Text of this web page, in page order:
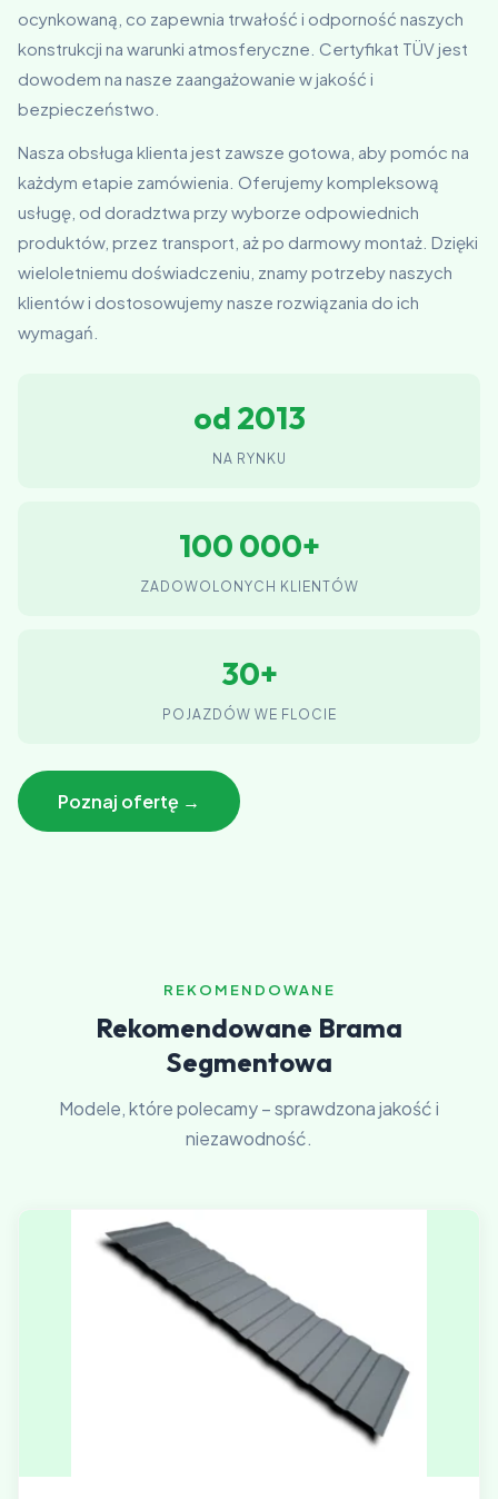
ocynkowaną, co zapewnia trwałość i odporność naszych
konstrukcji na warunki atmosferyczne. Certyfikat TÜV jest
dowodem na nasze zaangażowanie w jakość i
bezpieczeństwo.
Nasza obsługa klienta jest zawsze gotowa, aby pomóc na
każdym etapie zamówienia. Oferujemy kompleksową
usługę, od doradztwa przy wyborze odpowiednich
produktów, przez transport, aż po darmowy montaż. Dzięki
wieloletniemu doświadczeniu, znamy potrzeby naszych
klientów i dostosowujemy nasze rozwiązania do ich
wymagań.
od 2013
NA RYNKU
100 000+
ZADOWOLONYCH KLIENTÓW
30+
POJAZDÓW WE FLOCIE
Poznaj ofertę →
REKOMENDOWANE
Rekomendowane Brama
Segmentowa
Modele, które polecamy – sprawdzona jakość i
niezawodność.